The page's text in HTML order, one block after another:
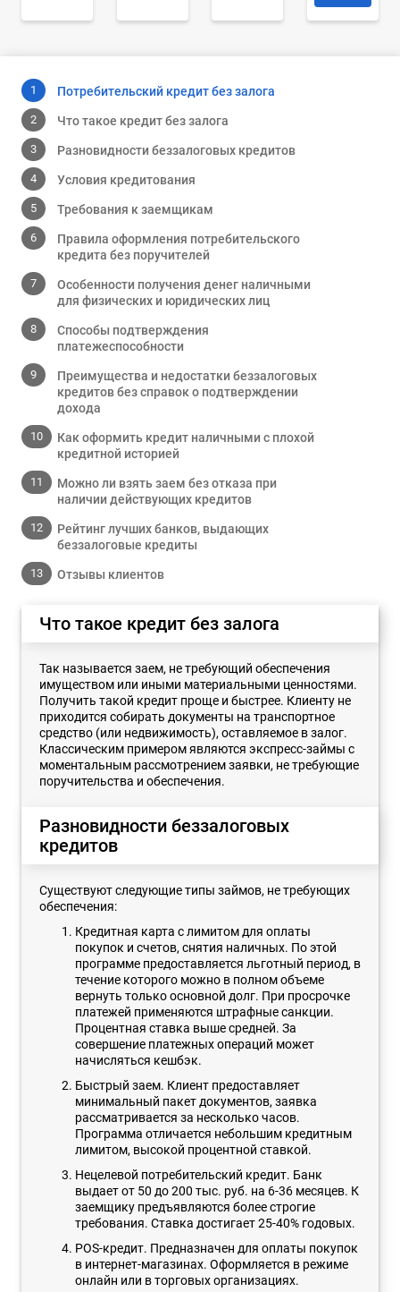
Потребительский кредит без залога
Что такое кредит без залога
Разновидности беззалоговых кредитов
Условия кредитования
Требования к заемщикам
Правила оформления потребительского
кредита без поручителей
Особенности получения денег наличными
для физических и юридических лиц
Способы подтверждения
платежеспособности
Преимущества и недостатки беззалоговых
кредитов без справок о подтверждении
дохода
Как оформить кредит наличными с плохой
кредитной историей
Можно ли взять заем без отказа при
наличии действующих кредитов
Рейтинг лучших банков, выдающих
беззалоговые кредиты
Отзывы клиентов
Что такое кредит без залога
Так называется заем, не требующий обеспечения
имуществом или иными материальными ценностями.
Получить такой кредит проще и быстрее. Клиенту не
приходится собирать документы на транспортное
средство (или недвижимость), оставляемое в залог.
Классическим примером являются экспресс-займы с
моментальным рассмотрением заявки, не требующие
поручительства и обеспечения.
Разновидности беззалоговых
кредитов
Существуют следующие типы займов, не требующих
обеспечения:
Кредитная карта с лимитом для оплаты
покупок и счетов, снятия наличных. По этой
программе предоставляется льготный период, в
течение которого можно в полном объеме
вернуть только основной долг. При просрочке
платежей применяются штрафные санкции.
Процентная ставка выше средней. За
совершение платежных операций может
начисляться кешбэк.
Быстрый заем. Клиент предоставляет
минимальный пакет документов, заявка
рассматривается за несколько часов.
Программа отличается небольшим кредитным
лимитом, высокой процентной ставкой.
Нецелевой потребительский кредит. Банк
выдает от 50 до 200 тыс. руб. на 6-36 месяцев. К
заемщику предъявляются более строгие
требования. Ставка достигает 25-40% годовых.
POS-кредит. Предназначен для оплаты покупок
в интернет-магазинах. Оформляется в режиме
онлайн или в торговых организациях.